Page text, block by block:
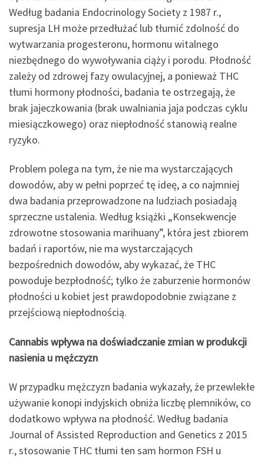
Według badania Endocrinology Society z 1987 r.,
supresja LH może przedłużać lub tłumić zdolność do
wytwarzania progesteronu, hormonu witalnego
niezbędnego do wywoływania ciąży i porodu. Płodność
zależy od zdrowej fazy owulacyjnej, a ponieważ THC
tłumi hormony płodności, badania te ostrzegają, że
brak jajeczkowania (brak uwalniania jaja podczas cyklu
miesiączkowego) oraz niepłodność stanowią realne
ryzyko.
Problem polega na tym, że nie ma wystarczających
dowodów, aby w pełni poprzeć tę ideę, a co najmniej
dwa badania przeprowadzone na ludziach posiadają
sprzeczne ustalenia. Według książki „Konsekwencje
zdrowotne stosowania marihuany”, która jest zbiorem
badań i raportów, nie ma wystarczających
bezpośrednich dowodów, aby wykazać, że THC
powoduje bezpłodność; tylko że zaburzenie hormonów
płodności u kobiet jest prawdopodobnie związane z
przejściową niepłodnością.
Cannabis wpływa na doświadczanie zmian w produkcji
nasienia u mężczyzn
W przypadku mężczyzn badania wykazały, że przewlekłe
używanie konopi indyjskich obniża liczbę plemników, co
dodatkowo wpływa na płodność. Według badania
Journal of Assisted Reproduction and Genetics z 2015
r., stosowanie THC tłumi ten sam hormon FSH u